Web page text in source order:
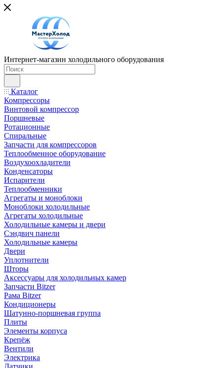
Интернет-магазин холодильного оборудования
Каталог
Компрессоры
Винтовой компрессор
Поршневые
Ротационные
Спиральные
Запчасти для компрессоров
Теплообменное оборудование
Воздухоохладители
Конденсаторы
Испарители
Теплообменники
Агрегаты и моноблоки
Моноблоки холодильные
Агрегаты холодильные
Холодильные камеры и двери
Сэндвич панели
Холодильные камеры
Двери
Уплотнители
Шторы
Аксессуары для холодильных камер
Запчасти Bitzer
Рама Bitzer
Кондиционеры
Шатунно-поршневая группа
Плиты
Элементы корпуса
Крепёж
Вентили
Электрика
Датчики